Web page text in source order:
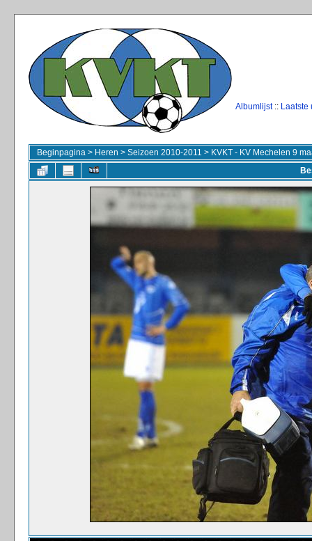
Albumlijst:: Laatste
Beginpagina > Heren > Seizoen 2010-2011 > KVKT - KV Mechelen 9